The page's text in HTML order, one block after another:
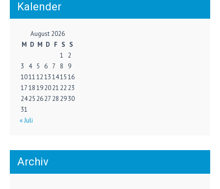
Kalender
August 2026
M D M D F S S
1
2
3
4 5 6 7 8
9
10111213141516
1718192021 22 23
2425 2627 28 2930
31
« Juli
Archiv